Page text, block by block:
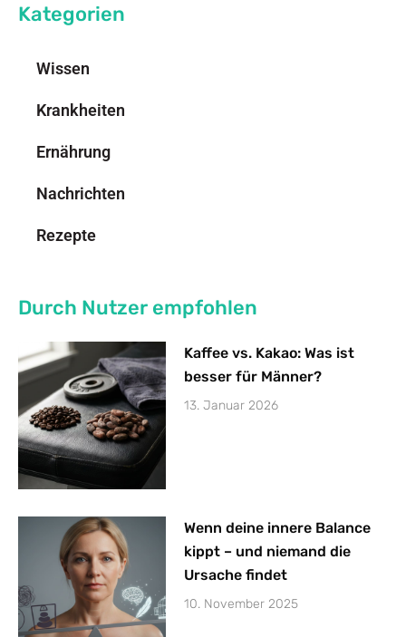
Kategorien
Wissen
Krankheiten
Ernährung
Nachrichten
Rezepte
Durch Nutzer empfohlen
Kaffee vs. Kakao: Was ist
besser für Männer?
13. Januar 2026
Wenn deine innere Balance
kippt – und niemand die
Ursache findet
10. November 2025